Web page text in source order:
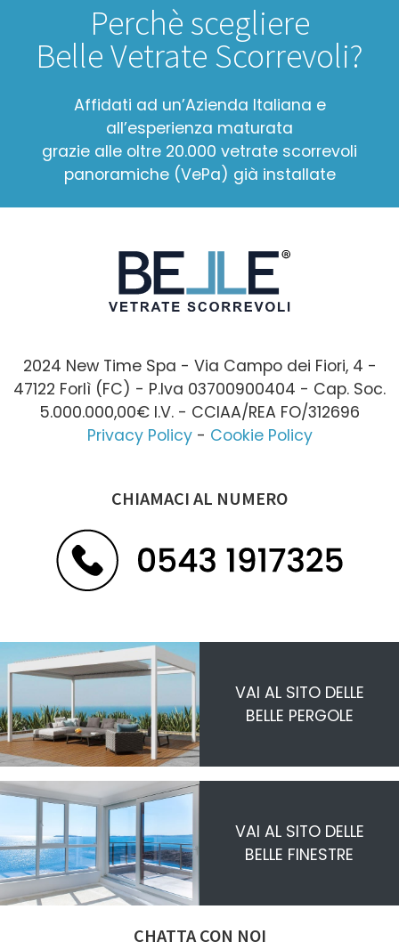
Perchè scegliere
Belle Vetrate Scorrevoli?
Affidati ad un’Azienda Italiana e
all’esperienza maturata
grazie alle oltre 20.000 vetrate scorrevoli
panoramiche (VePa) già installate
2024 New Time Spa - Via Campo dei Fiori, 4 -
47122 Forlì (FC) - P.Iva 03700900404 - Cap. Soc.
5.000.000,00€ I.V. - CCIAA/REA FO/312696
Privacy Policy- Cookie Policy
CHIAMACI AL NUMERO
VAI AL SITO DELLE
BELLE PERGOLE
VAI AL SITO DELLE
BELLE FINESTRE
CHATTA CON NOI